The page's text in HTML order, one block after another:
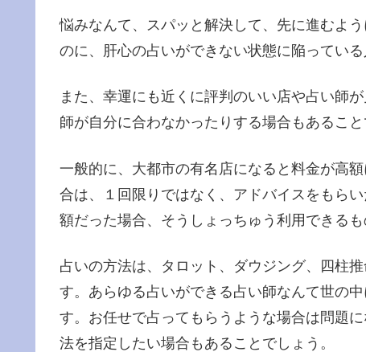
悩みなんて、スパッと解決して、先に進むよ
のに、肝心の占いができない状態に陥ってい
また、幸運にも近くに評判のいい店や占い師
師が自分に合わなかったりする場合もあること
一般的に、大都市の有名店になると料金が高
合は、１回限りではなく、アドバイスをもら
額だった場合、そうしょっちゅう利用できるも
占いの方法は、タロット、ダウジング、四柱
す。あらゆる占いができる占い師なんて世の
す。お任せで占ってもらうような場合は問題
法を指定したい場合もあることでしょう。